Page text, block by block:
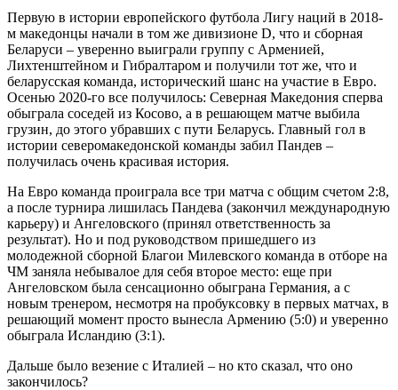
Первую в истории европейского футбола Лигу наций в 2018-
м македонцы начали в том же дивизионе D, что и сборная
Беларуси – уверенно выиграли группу с Арменией,
Лихтенштейном и Гибралтаром и получили тот же, что и
беларусская команда, исторический шанс на участие в Евро.
Осенью 2020-го все получилось: Северная Македония сперва
обыграла соседей из Косово, а в решающем матче выбила
грузин, до этого убравших с пути Беларусь. Главный гол в
истории северомакедонской команды забил Пандев –
получилась очень красивая история.
На Евро команда проиграла все три матча с общим счетом 2:8,
а после турнира лишилась Пандева (закончил международную
карьеру) и Ангеловского (принял ответственность за
результат). Но и под руководством пришедшего из
молодежной сборной Благои Милевского команда в отборе на
ЧМ заняла небывалое для себя второе место: еще при
Ангеловском была сенсационно обыграна Германия, а с
новым тренером, несмотря на пробуксовку в первых матчах, в
решающий момент просто вынесла Армению (5:0) и уверенно
обыграла Исландию (3:1).
Дальше было везение с Италией – но кто сказал, что оно
закончилось?